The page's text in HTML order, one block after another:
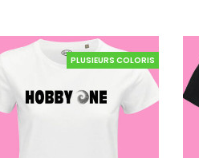
PLUSIEURS COLORIS